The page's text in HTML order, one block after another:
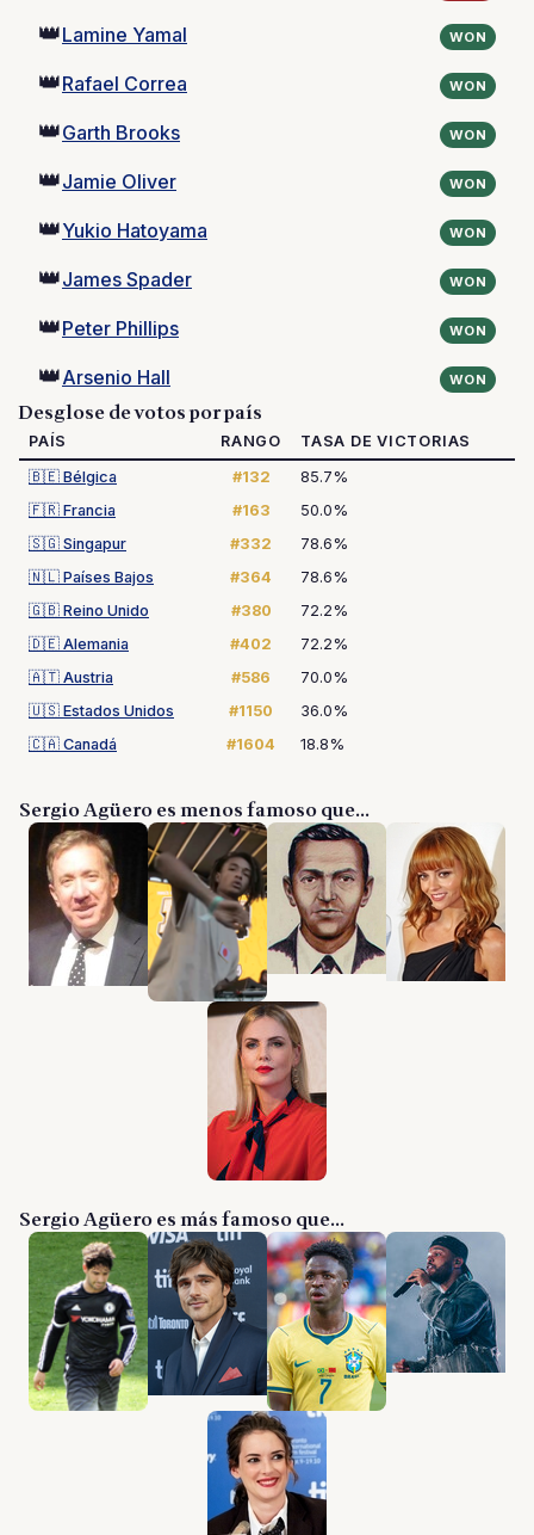
👑Lamine Yamal WON
👑Rafael Correa WON
👑Garth Brooks WON
👑Jamie Oliver WON
👑Yukio Hatoyama WON
👑James Spader WON
👑Peter Phillips WON
👑Arsenio Hall WON
Desglose de votos por país
PAÍS RANGO
TASA DE VICTORIAS
🇧🇪 Bélgica #132
85.7%
🇫🇷 Francia #163
50.0%
🇸🇬 Singapur #332
78.6%
🇳🇱 Países Bajos #364
78.6%
🇬🇧 Reino Unido #380
72.2%
🇩🇪 Alemania #402
72.2%
🇦🇹 Austria #586
70.0%
🇺🇸 Estados Unidos #1150
36.0%
🇨🇦 Canadá #1604 18.8%
Sergio Agüero es menos famoso que...
Sergio Agüero es más famoso que...